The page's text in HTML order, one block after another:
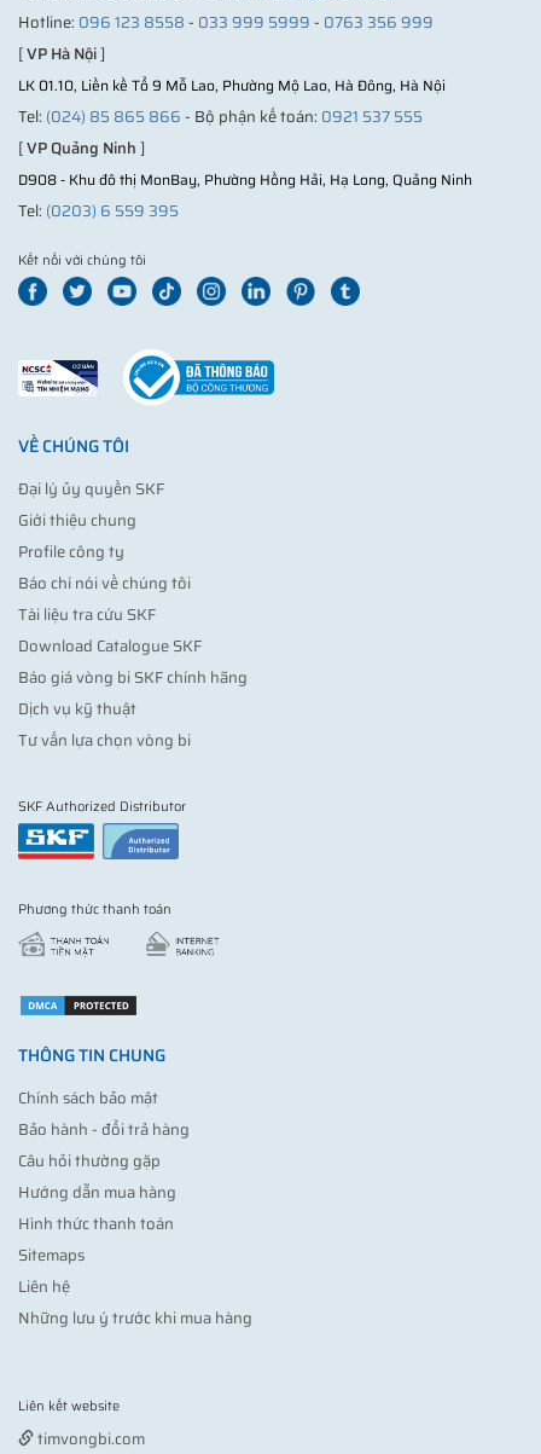
Hotline: 096 123 8558- 033 999 5999- 0763 356 999
[VP Hà Nội]
LK 01.10, Liền kề Tổ 9 Mỗ Lao, Phường Mộ Lao, Hà Đông, Hà Nội
Tel: (024) 85 865 866- Bộ phận kế toán: 0921 537 555
[VP Quảng Ninh]
D908 - Khu đô thị MonBay, Phường Hồng Hải, Hạ Long, Quảng Ninh
Tel: (0203) 6 559 395
Kết nối với chúng tôi
VỀ CHÚNG TÔI
Đại lý ủy quyền SKF
Giới thiệu chung
Profile công ty
Báo chí nói về chúng tôi
Tài liệu tra cứu SKF
Download Catalogue SKF
Báo giá vòng bi SKF chính hãng
Dịch vụ kỹ thuật
Tư vấn lựa chọn vòng bi
SKF Authorized Distributor
Phương thức thanh toán
THÔNG TIN CHUNG
Chính sách bảo mật
Bảo hành - đổi trả hàng
Câu hỏi thường gặp
Hướng dẫn mua hàng
Hình thức thanh toán
Sitemaps
Liên hệ
Những lưu ý trước khi mua hàng
Liên kết website
timvongbi.com